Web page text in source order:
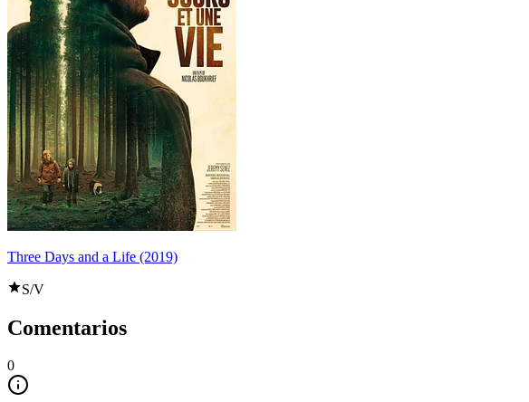
Three Days and a Life (2019)
S/V
Comentarios
0